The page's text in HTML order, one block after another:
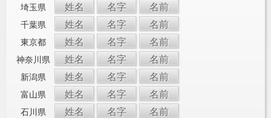
埼玉県 姓名 名字 名前
千葉県 姓名 名字 名前
東京都 姓名 名字 名前
神奈川県 姓名 名字 名前
新潟県 姓名 名字 名前
富山県 姓名 名字 名前
石川県 姓名 名字 名前